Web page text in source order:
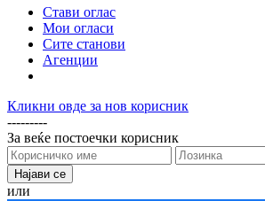
Стави оглас
Мои огласи
Сите станови
Агенции
Кликни овде за нов корисник
---------
За веќе постоечки корисник
или